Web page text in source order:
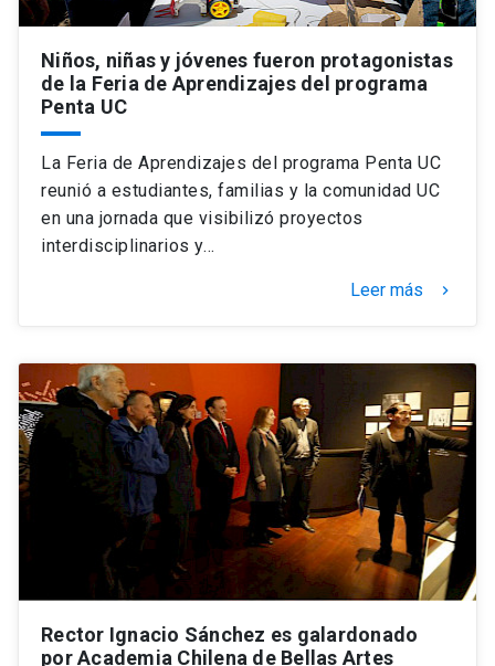
Niños, niñas y jóvenes fueron protagonistas
de la Feria de Aprendizajes del programa
Penta UC
La Feria de Aprendizajes del programa Penta UC
reunió a estudiantes, familias y la comunidad UC
en una jornada que visibilizó proyectos
interdisciplinarios y…
Leer más keyboard_arrow_right
Rector Ignacio Sánchez es galardonado
por Academia Chilena de Bellas Artes